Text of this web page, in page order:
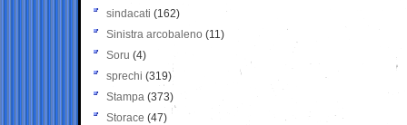
sindacati (162)
Sinistra arcobaleno (11)
Soru (4)
sprechi (319)
Stampa (373)
Storace (47)